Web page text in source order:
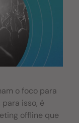
instituição.
matrículas
o foco para
isso, é
offline que